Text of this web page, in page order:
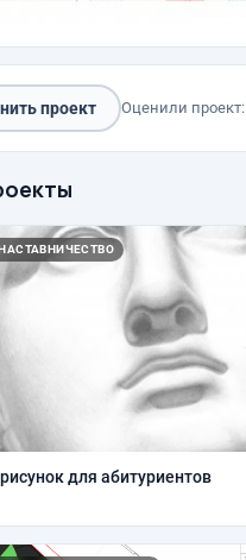
проект Оценили проект:
для абитуриентов